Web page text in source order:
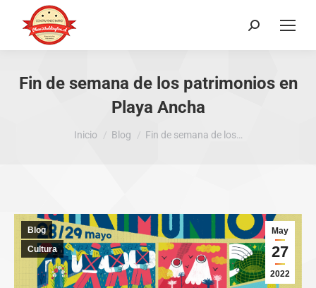
Buscar:
Fin de semana de los patrimonios en
Playa Ancha
Estás aquí:
Inicio Blog Fin de semana de los…
May
27
2022
Blog
Cultura